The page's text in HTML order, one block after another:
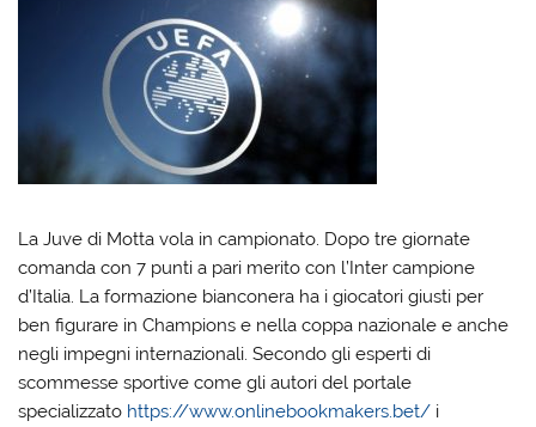
La Juve di Motta vola in campionato. Dopo tre giornate
comanda con 7 punti a pari merito con l’Inter campione
d’Italia. La formazione bianconera ha i giocatori giusti per
ben figurare in Champions e nella coppa nazionale e anche
negli impegni internazionali. Secondo gli esperti di
scommesse sportive come gli autori del portale
specializzato https://www.onlinebookmakers.bet/ i